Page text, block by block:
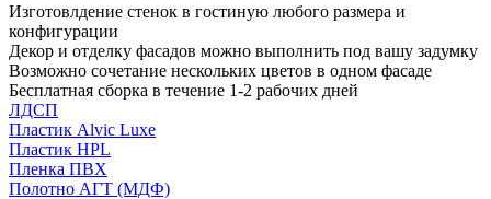
Изготовлдение стенок в гостиную любого размера и
конфигурации
Декор и отделку фасадов можно выполнить под вашу задумку
Возможно сочетание нескольких цветов в одном фасаде
Бесплатная сборка в течение 1-2 рабочих дней
ЛДСП
Пластик Alvic Luxe
Пластик HPL
Пленка ПВХ
Полотно АГТ (МДФ)